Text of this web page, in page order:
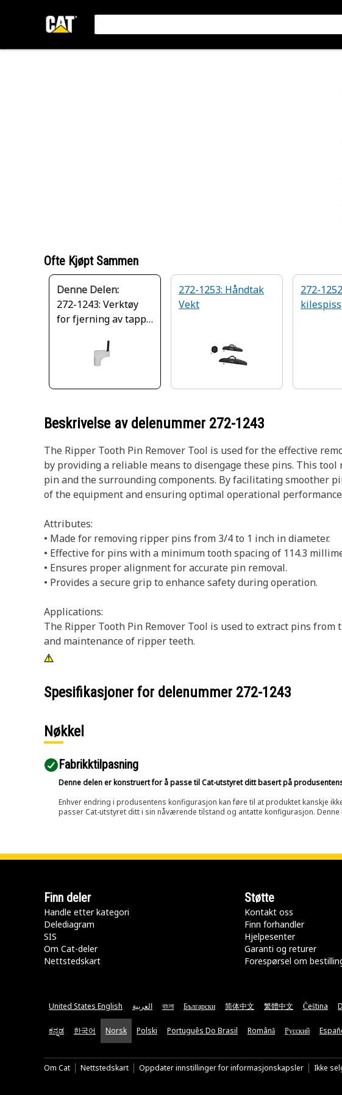
Ofte Kjøpt Sammen
Denne Delen:
272-1243: Verktøy
for fjerning av tapp
272-1253: Håndtak
Vekt
272-
kilespiss
Beskrivelse av delenummer 272-1243
The Ripper Tooth Pin Remover Tool is used for the effective
by providing a reliable means to disengage these pins. This
pin and the surrounding components. By facilitating smoother
of the equipment and ensuring optimal operational
Attributes:
• Made for removing ripper pins from 3/4 to 1 inch in diameter.
• Effective for pins with a minimum tooth spacing of 114.3
• Ensures proper alignment for accurate pin removal.
• Provides a secure grip to enhance safety during operation.
Applications:
The Ripper Tooth Pin Remover Tool is used to extract pins
and maintenance of ripper teeth.
Spesifikasjoner for delenummer 272-1243
Nøkkel
Fabrikktilpasning
Denne delen er konstruert for å passe til Cat-utstyret ditt basert på
Enhver endring i produsentens konfigurasjon kan føre til at produktet kanskje
passer Cat-utstyret ditt i sin nåværende tilstand og antatte konfigurasjon.
Finn deler
Handle etter kategori
Delediagram
SIS
Om Cat-deler
Nettstedskart
Støtte
Kontakt oss
Finn forhandler
Hjelpesenter
Garanti og returer
Forespørsel om
United States English العربية বাংলা Български 简体中文 繁體中文 Čeština
ಕನ್ನಡ 한국어 Norsk Polski Português Do Brasil Română Русский
Om Cat Nettstedskart Oppdater innstillinger for informasjonskapsler Ikke